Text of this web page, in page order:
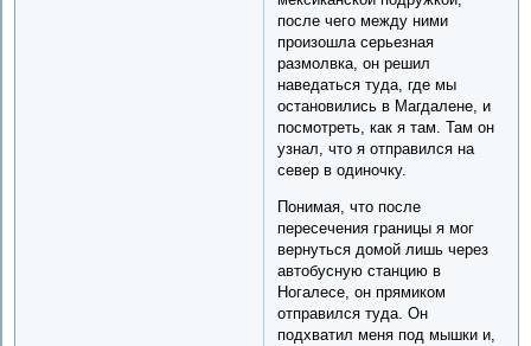
после чего между ними
произошла серьезная
размолвка, он решил
наведаться туда, где мы
остановились в Магдалене, и
посмотреть, как я там. Там он
узнал, что я отправился на
север в одиночку.
Понимая, что после
пересечения границы я мог
вернуться домой лишь через
автобусную станцию в
Ногалесе, он прямиком
отправился туда. Он
подхватил меня под мышки и,